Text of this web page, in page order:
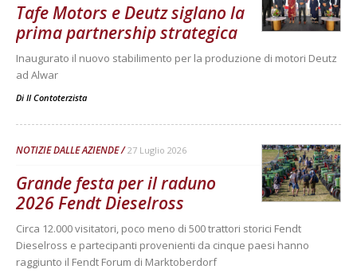
Tafe Motors e Deutz siglano la
prima partnership strategica
Inaugurato il nuovo stabilimento per la produzione di motori Deutz
ad Alwar
Di Il Contoterzista
NOTIZIE DALLE AZIENDE 27 Luglio 2026
Grande festa per il raduno
2026 Fendt Dieselross
Circa 12.000 visitatori, poco meno di 500 trattori storici Fendt
Dieselross e partecipanti provenienti da cinque paesi hanno
raggiunto il Fendt Forum di Marktoberdorf